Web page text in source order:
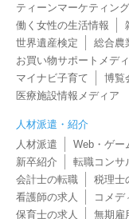
ティーンマーケティン
働く女性の生活情報
世界遺産検定
総合農
お買い物サポートメデ
マイナビ子育て
博覧
医療施設情報メディア
人材派遣・紹介
人材派遣
Web・ゲー
新卒紹介
転職コンサ
会計士の転職
税理士
看護師の求人
コメデ
保育士の求人
無期雇